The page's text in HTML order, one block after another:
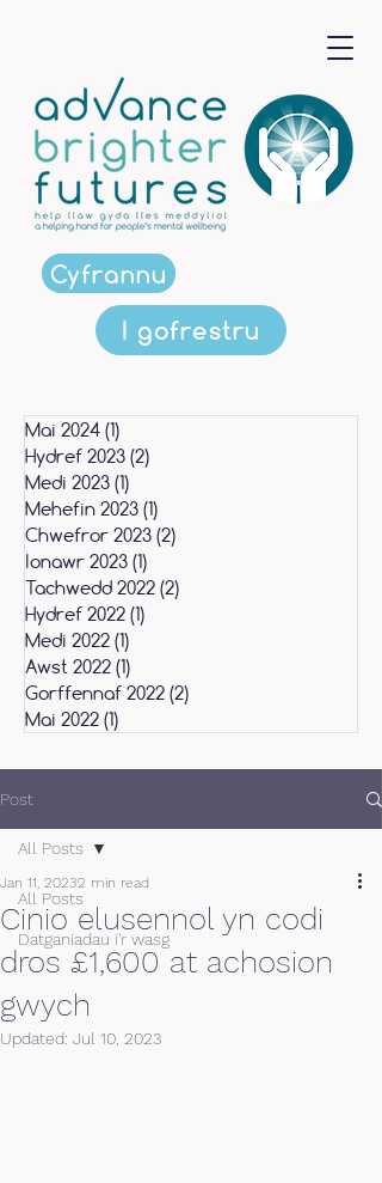
Cyfrannu
I gofrestru
Mai 2024 (1)
Hydref 2023 (2)
Medi 2023 (1)
Mehefin 2023 (1)
Chwefror 2023 (2)
Ionawr 2023 (1)
Tachwedd 2022 (2)
Hydref 2022 (1)
Medi 2022 (1)
Awst 2022 (1)
Gorffennaf 2022 (2)
Mai 2022 (1)
Post
All Posts
Datganiadau i'r wasg
All Posts
Cinio elusennol yn codi
dros £1,600 at achosion
gwych
Jan 11, 20232 min read
Updated: Jul 10, 2023